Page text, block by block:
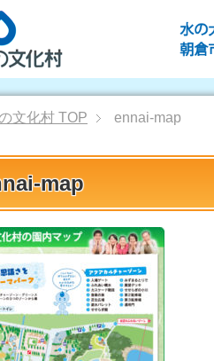
文化村 TOP ennai-map
map